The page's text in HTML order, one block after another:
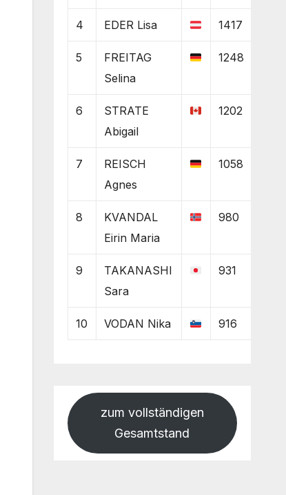
4 EDER Lisa 1417
5
FREITAG
Selina
1248
6
STRATE
Abigail
1202
7
REISCH
Agnes
1058
8
KVANDAL
Eirin Maria
980
9
TAKANASHI
Sara
931
10 VODAN Nika 916
zum vollständigen
Gesamtstand